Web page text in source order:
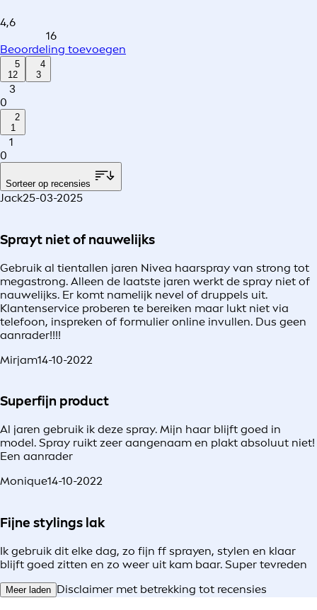
4,6
16
Beoordeling toevoegen
5
12
4
3
3
0
2
1
1
0
Sorteer op recensies
Jack25-03-2025
Sprayt niet of nauwelijks
Gebruik al tientallen jaren Nivea haarspray van strong tot
megastrong. Alleen de laatste jaren werkt de spray niet of
nauwelijks. Er komt namelijk nevel of druppels uit.
Klantenservice proberen te bereiken maar lukt niet via
telefoon, inspreken of formulier online invullen. Dus geen
aanrader!!!!
Mirjam14-10-2022
Superfijn product
Al jaren gebruik ik deze spray. Mijn haar blijft goed in
model. Spray ruikt zeer aangenaam en plakt absoluut niet!
Een aanrader
Monique14-10-2022
Fijne stylings lak
Ik gebruik dit elke dag, zo fijn ff sprayen, stylen en klaar
blijft goed zitten en zo weer uit kam baar. Super tevreden
Meer laden Disclaimer met betrekking tot recensies